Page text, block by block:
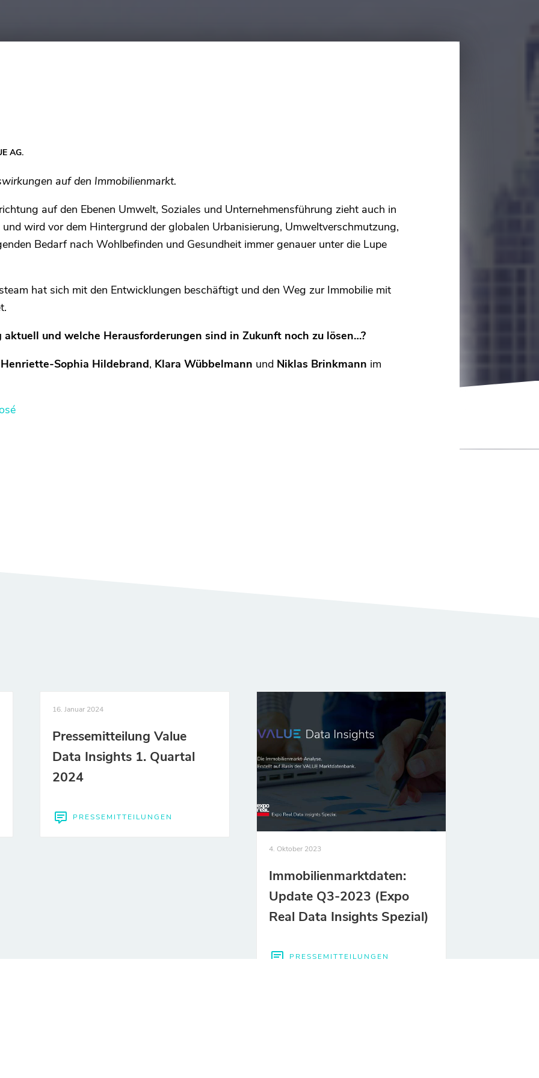
AG.
auf den Immobilienmarkt.
auf den Ebenen Umwelt, Soziales und Unternehmensführung zieht auch in
wird vor dem Hintergrund der globalen Urbanisierung, Umweltverschmutzung,
Bedarf nach Wohlbefinden und Gesundheit immer genauer unter die Lupe
hat sich mit den Entwicklungen beschäftigt und den Weg zur Immobilie mit
und welche Herausforderungen sind in Zukunft noch zu lösen…?
Henriette-Sophia Hildebrand, Klara Wübbelmann und Niklas Brinkmann im
16. Januar 2024
Pressemitteilung Value
Data Insights 1. Quartal
2024
PRESSEMITTEILUNGEN
4. Oktober 2023
Immobilienmarktdaten:
Update Q3-2023 (Expo
Real Data Insights Spezial)
PRESSEMITTEILUNGEN